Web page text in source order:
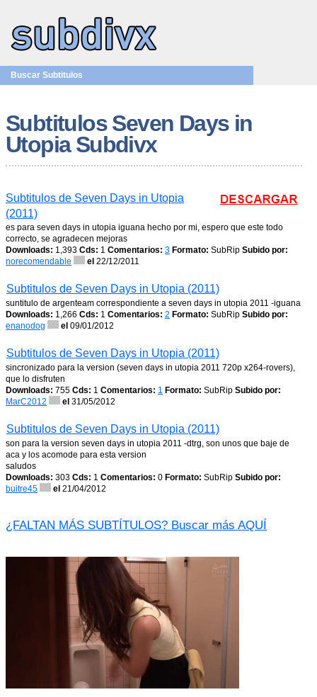
Buscar Subtitulos
Subtitulos Seven Days in
Utopia Subdivx
Subtitulos de Seven Days in Utopia
(2011)
es para seven days in utopia iguana hecho por mi, espero que este todo
correcto, se agradecen mejoras
Downloads: 1,393 Cds: 1 Comentarios: 3 Formato: SubRip Subido por:
norecomendable
el 22/12/2011
Subtitulos de Seven Days in Utopia (2011)
suntitulo de argenteam correspondiente a seven days in utopia 2011 -iguana
Downloads: 1,266 Cds: 1 Comentarios: 2 Formato: SubRip Subido por:
enanodog
el 09/01/2012
Subtitulos de Seven Days in Utopia (2011)
sincronizado para la version (seven days in utopia 2011 720p x264-rovers),
que lo disfruten
Downloads: 755 Cds: 1 Comentarios: 1 Formato: SubRip Subido por:
MarC2012
el 31/05/2012
Subtitulos de Seven Days in Utopia (2011)
son para la version seven days in utopia 2011 -dtrg, son unos que baje de
aca y los acomode para esta version
saludos
Downloads: 303 Cds: 1 Comentarios: 0 Formato: SubRip Subido por:
buitre45
el 21/04/2012
¿FALTAN MÁS SUBTÍTULOS? Buscar más AQUÍ